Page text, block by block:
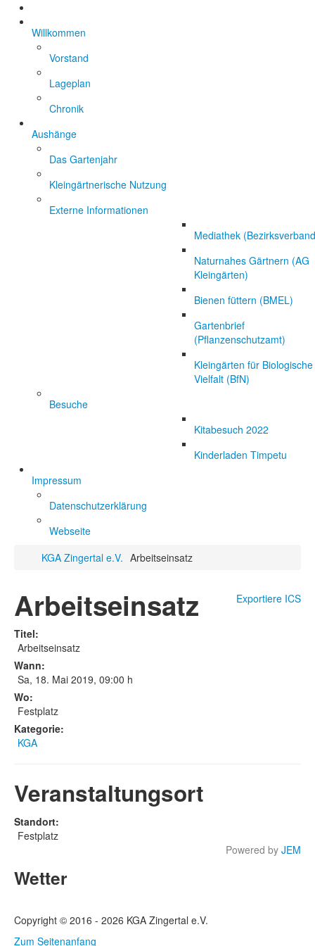
Willkommen
Vorstand
Lageplan
Chronik
Aushänge
Das Gartenjahr
Kleingärtnerische Nutzung
Externe Informationen
Mediathek
Naturnahes Gärtnern (AG
Kleingärten)
Bienen füttern (BMEL)
Gartenbrief
(Pflanzenschutzamt)
Kleingärten für Biologische
Vielfalt (BfN)
Besuche
Kitabesuch 2022
Kinderladen Timpetu
Impressum
Datenschutzerklärung
Webseite
KGA Zingertal e.V. Arbeitseinsatz
Exportiere ICS
Arbeitseinsatz
Titel:
Arbeitseinsatz
Wann:
Sa, 18. Mai 2019, 09:00 h
Wo:
Festplatz
Kategorie:
KGA
Veranstaltungsort
Standort:
Festplatz
Powered by JEM
Wetter
Copyright © 2016 - 2026 KGA Zingertal e.V.
Zum Seitenanfang